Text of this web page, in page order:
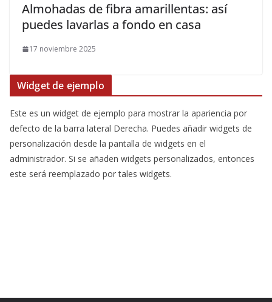
Almohadas de fibra amarillentas: así
puedes lavarlas a fondo en casa
17 noviembre 2025
Widget de ejemplo
Este es un widget de ejemplo para mostrar la apariencia por
defecto de la barra lateral Derecha. Puedes añadir widgets de
personalización desde la pantalla de widgets en el
administrador. Si se añaden widgets personalizados, entonces
este será reemplazado por tales widgets.